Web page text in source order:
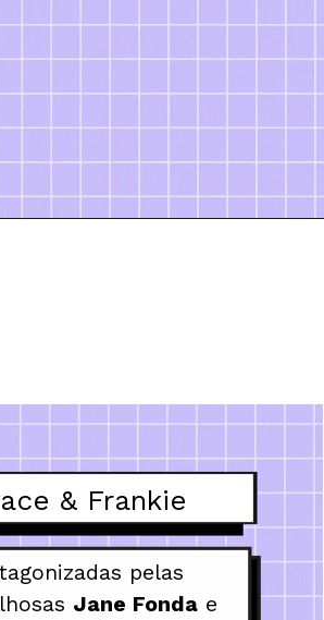
& Frankie
pelas
Jane Fonda